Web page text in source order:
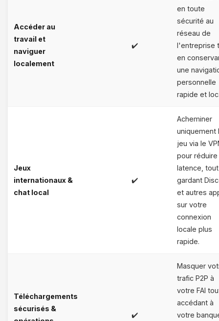
Accéder au
travail et
naviguer
localement
✔️
en toute
sécurité au
réseau de
l'entreprise
en
une
personnelle
rapide et
Jeux
internationaux &
chat local
✔️
Acheminer
uniquement
jeu via le
pour réduire
latence,
gardant
et autres
sur votre
connexion
locale plus
rapide.
Téléchargements
sécurisés &
✔️
Masquer
trafic P2P à
votre FAI
accédant à
votre